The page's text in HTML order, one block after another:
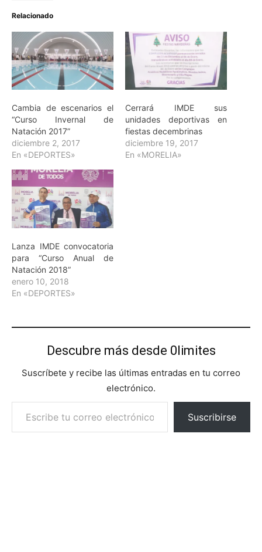
Relacionado
Cambia de escenarios el
“Curso Invernal de
Natación 2017”
diciembre 2, 2017
En «DEPORTES»
Cerrará IMDE sus
unidades deportivas en
fiestas decembrinas
diciembre 19, 2017
En «MORELIA»
Lanza IMDE convocatoria
para “Curso Anual de
Natación 2018”
enero 10, 2018
En «DEPORTES»
Descubre más desde 0limites
Suscríbete y recibe las últimas entradas en tu correo
electrónico.
Escribe tu correo electrónico…
Suscribirse